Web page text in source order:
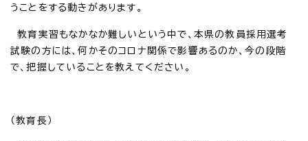
うことをする動きがあります。
教育実習もなかなか難しいという中で、本県の教員採用選考
試験の方には、何かそのコロナ関係で影響あるのか、今の段階
で、把握していることを教えてください。
（教育長）